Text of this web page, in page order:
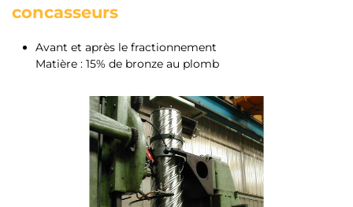
concasseurs
Avant et après le fractionnement
Matière : 15% de bronze au plomb